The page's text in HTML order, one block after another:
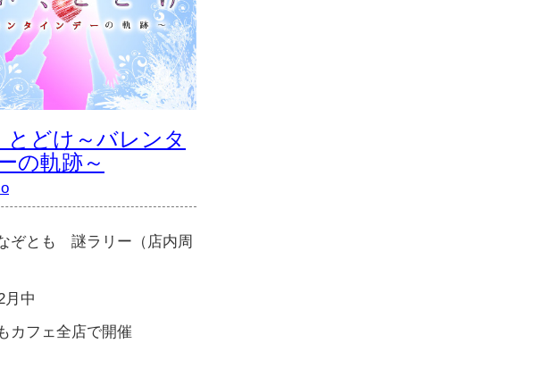
とどけ～バレンタ
の軌跡～
ぞとも 謎ラリー（店内周
月中
カフェ全店で開催